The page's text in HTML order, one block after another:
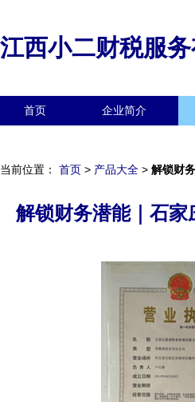
江西小二财税服务
首页 企业简介
当前位置： 首页 > 产品大全 > 解锁财
解锁财务潜能｜石家